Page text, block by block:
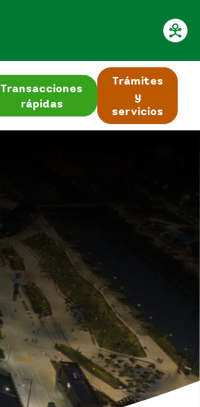
Transacciones
rápidas
Trámites
y
servicios